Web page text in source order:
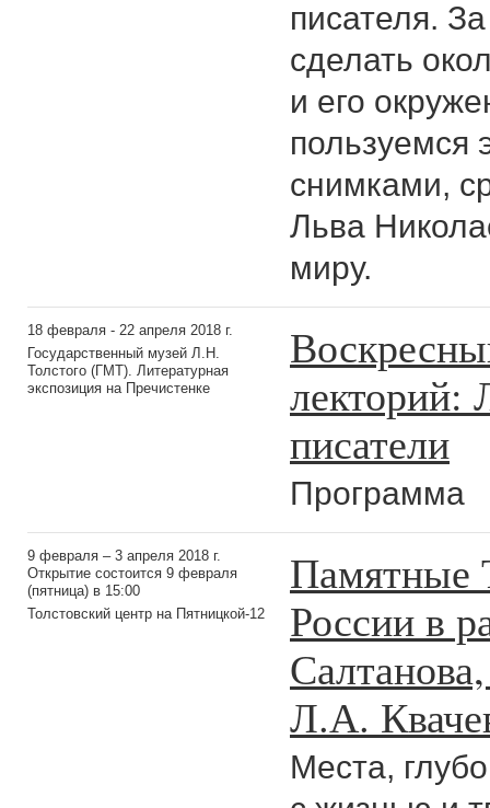
писателя.
сделать
и его
пользуемся
снимками,
Льва
миру.
18 февраля - 22 апреля 2018 г.
Государственный музей Л.Н.
Толстого (ГМТ). Литературная
экспозиция на Пречистенке
лекторий:
писатели
Программа
9 февраля – 3 апреля 2018 г.
Открытие состоится 9 февраля
(пятница) в 15:00
Толстовский центр на Пятницкой-12
Памятные
России в
Л.А.
Места,